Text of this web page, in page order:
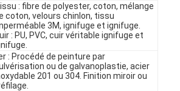
: fibre de polyester, coton, mélange
coton, velours chinlon, tissu
3M, ignifuge et ignifuge.
: PU, PVC, cuir véritable ignifuge et
: Procédé de peinture par
ou de galvanoplastie, acier
201 ou 304. Finition miroir ou